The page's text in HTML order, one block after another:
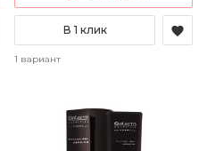
В 1 клик
1 вариант